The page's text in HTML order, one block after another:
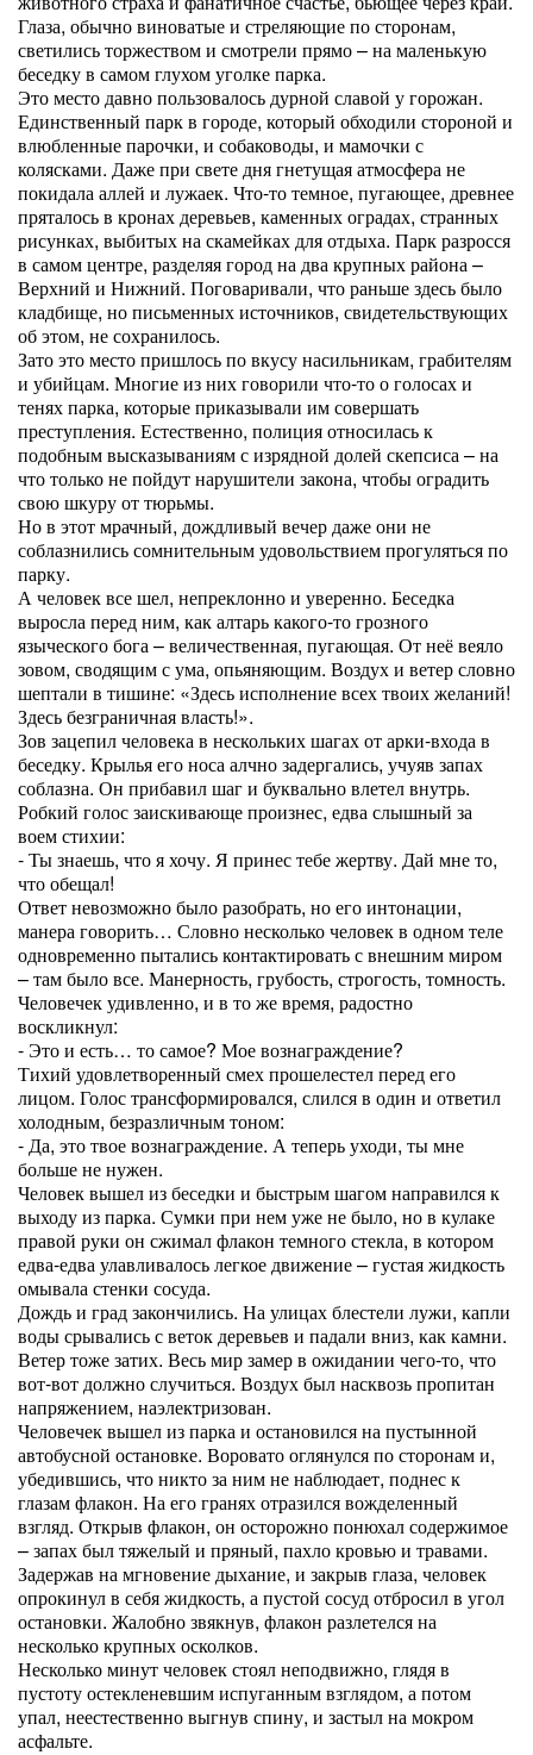
Глаза, обычно виноватые и стреляющие по сторонам,
светились торжеством и смотрели прямо – на маленькую
беседку в самом глухом уголке парка.
Это место давно пользовалось дурной славой у горожан.
Единственный парк в городе, который обходили стороной и
влюбленные парочки, и собаководы, и мамочки с
колясками. Даже при свете дня гнетущая атмосфера не
покидала аллей и лужаек. Что-то темное, пугающее, древнее
пряталось в кронах деревьев, каменных оградах, странных
рисунках, выбитых на скамейках для отдыха. Парк разросся
в самом центре, разделяя город на два крупных района –
Верхний и Нижний. Поговаривали, что раньше здесь было
кладбище, но письменных источников, свидетельствующих
об этом, не сохранилось.
Зато это место пришлось по вкусу насильникам, грабителям
и убийцам. Многие из них говорили что-то о голосах и
тенях парка, которые приказывали им совершать
преступления. Естественно, полиция относилась к
подобным высказываниям с изрядной долей скепсиса – на
что только не пойдут нарушители закона, чтобы оградить
свою шкуру от тюрьмы.
Но в этот мрачный, дождливый вечер даже они не
соблазнились сомнительным удовольствием прогуляться по
парку.
А человек все шел, непреклонно и уверенно. Беседка
выросла перед ним, как алтарь какого-то грозного
языческого бога – величественная, пугающая. От неё веяло
зовом, сводящим с ума, опьяняющим. Воздух и ветер словно
шептали в тишине: «Здесь исполнение всех твоих желаний!
Здесь безграничная власть!».
Зов зацепил человека в нескольких шагах от арки-входа в
беседку. Крылья его носа алчно задергались, учуяв запах
соблазна. Он прибавил шаг и буквально влетел внутрь.
Робкий голос заискивающе произнес, едва слышный за
воем стихии:
- Ты знаешь, что я хочу. Я принес тебе жертву. Дай мне то,
что обещал!
Ответ невозможно было разобрать, но его интонации,
манера говорить… Словно несколько человек в одном теле
одновременно пытались контактировать с внешним миром
– там было все. Манерность, грубость, строгость, томность.
Человечек удивленно, и в то же время, радостно
воскликнул:
- Это и есть… то самое? Мое вознаграждение?
Тихий удовлетворенный смех прошелестел перед его
лицом. Голос трансформировался, слился в один и ответил
холодным, безразличным тоном:
- Да, это твое вознаграждение. А теперь уходи, ты мне
больше не нужен.
Человек вышел из беседки и быстрым шагом направился к
выходу из парка. Сумки при нем уже не было, но в кулаке
правой руки он сжимал флакон темного стекла, в котором
едва-едва улавливалось легкое движение – густая жидкость
омывала стенки сосуда.
Дождь и град закончились. На улицах блестели лужи, капли
воды срывались с веток деревьев и падали вниз, как камни.
Ветер тоже затих. Весь мир замер в ожидании чего-то, что
вот-вот должно случиться. Воздух был насквозь пропитан
напряжением, наэлектризован.
Человечек вышел из парка и остановился на пустынной
автобусной остановке. Воровато оглянулся по сторонам и,
убедившись, что никто за ним не наблюдает, поднес к
глазам флакон. На его гранях отразился вожделенный
взгляд. Открыв флакон, он осторожно понюхал содержимое
– запах был тяжелый и пряный, пахло кровью и травами.
Задержав на мгновение дыхание, и закрыв глаза, человек
опрокинул в себя жидкость, а пустой сосуд отбросил в угол
остановки. Жалобно звякнув, флакон разлетелся на
несколько крупных осколков.
Несколько минут человек стоял неподвижно, глядя в
пустоту остекленевшим испуганным взглядом, а потом
упал, неестественно выгнув спину, и застыл на мокром
асфальте.